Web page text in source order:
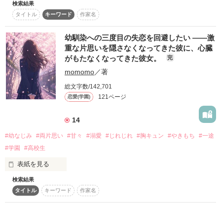
『すき。すきだよ、胡桃。
すっげえかわいい』
意識してない、無意識の声。
私にふれて理性を失った時の彼の声は。
「いっかい、休憩させて……っ」
「まだだーめ。
頭も、体も。
全身が震えるくらい、あますぎて。
恋愛(キケン･ダーク･不良)：1位
番外編も公開中です！
この男、倫理観なし。
一線超える描写があるので
愛されすぎ注意
【際限ない寵愛に溺れる、シンデレラストーリー】
2022年6月25日発売予定
作品を読む
「夜明より先に……鈴ちゃんに出会いたかった」
「鈴蘭は……一番可愛い……」
元婚約者、不器用なクール男子、女好きの兄貴分……。
参戦する者は後を絶たず？
「やめてくれ。
それ以上煽られたらもう正気を保てない」
最強魔族たちからの、奪い合いが止まらない。
【ありったけの寵愛に包まれる、シンデレラストーリー】
作品を読む
はじめまして
澪優です(●´ω｀●)
はじめての作品で
誤字脱字
たくさんあると思います(汗)
一生懸命書きます
読んでいただけると
嬉しいです！
    2011年12月10日～2013年3月26日
検索結果
タイトル
キーワード 作家名
幼馴染への三度目の失恋を回避したい ――激
重な片思いを隠さなくなってきた彼に、心臓
がもたなくなってきた彼女。
完
momomo／著
総文字数/142,701
恋愛(学園) 121ページ
14
#幼なじみ #両片思い #甘々 #溺愛 #じれじれ #胸キュン #やきもち
#一途
#学園
#高校生
表紙を見る
――――――――――
検索結果
タイトル
キーワード 作家名